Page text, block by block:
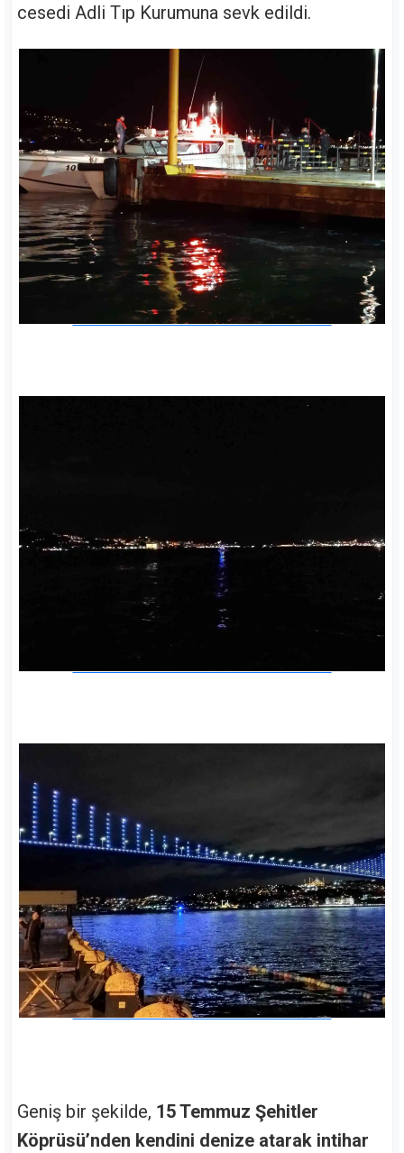
cesedi Adli Tıp Kurumuna sevk edildi.
Geniş bir şekilde, 15 Temmuz Şehitler
Köprüsü’nden kendini denize atarak intihar